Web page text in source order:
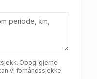
Oppgi gjerne
vi forhåndssjekke